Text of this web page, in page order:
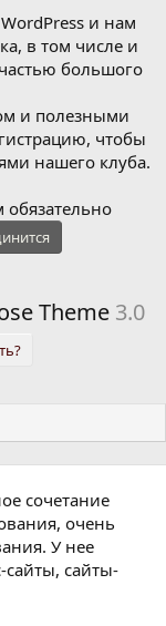
и нам
в том числе и
большого
и полезными
чтобы
нашего клуба.
Theme 3.0
сочетание
очень
У нее
сайты-